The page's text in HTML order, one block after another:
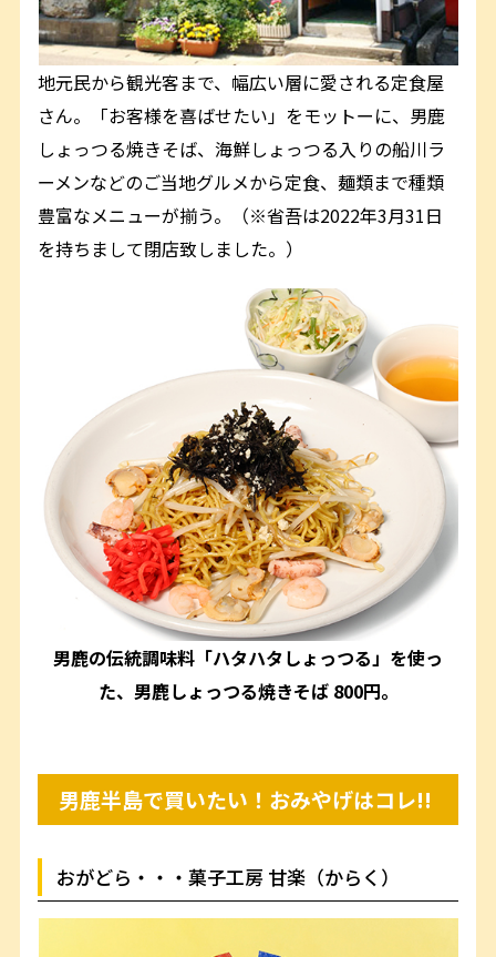
地元民から観光客まで、幅広い層に愛される定食屋
さん。「お客様を喜ばせたい」をモットーに、男鹿
しょっつる焼きそば、海鮮しょっつる入りの船川ラ
ーメンなどのご当地グルメから定食、麺類まで種類
豊富なメニューが揃う。（※省吾は2022年3月31日
を持ちまして閉店致しました。）
男鹿の伝統調味料「ハタハタしょっつる」を使っ
た、男鹿しょっつる焼きそば 800円。
男鹿半島で買いたい！おみやげはコレ!!
おがどら・・・菓子工房 甘楽（からく）